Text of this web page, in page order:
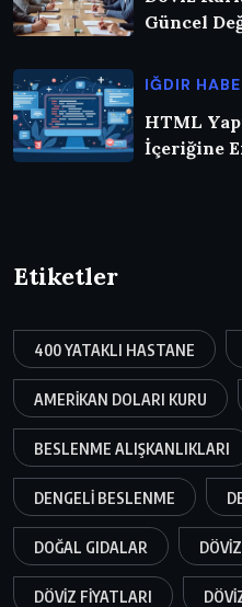
Güncel
IĞDIR
HTML
İçeriğine
Etiketler
400 YATAKLI HASTANE
AMERIKAN DOLARI KURU
BESLENME ALIŞKANLIKLARI
DENGELI BESLENME
DOĞAL GIDALAR
DÖVIZ FIYATLARI